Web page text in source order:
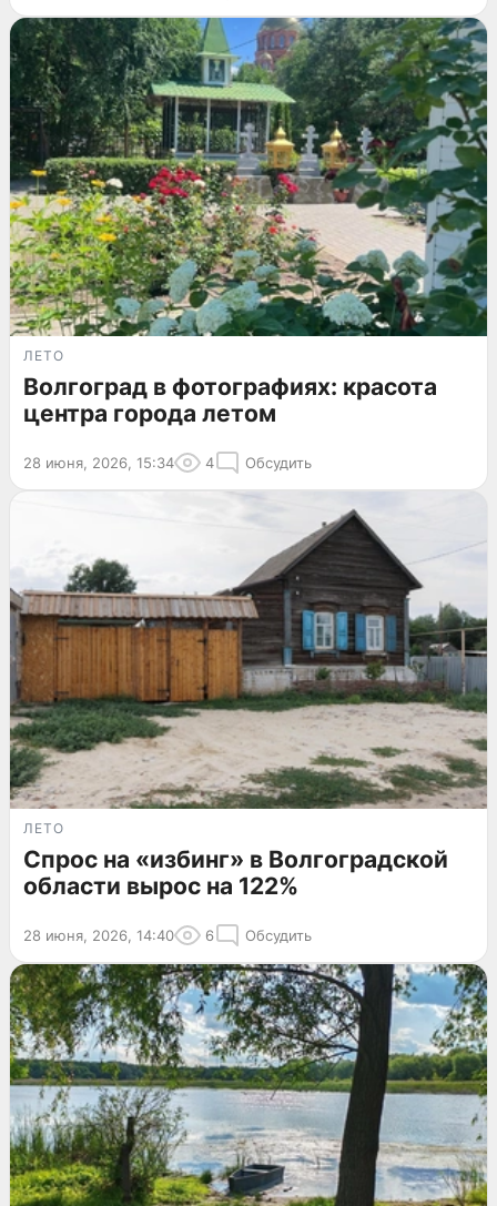
ЛЕТО
Волгоград в фотографиях: красота
центра города летом
28 июня, 2026, 15:34 4 Обсудить
ЛЕТО
Спрос на «избинг» в Волгоградской
области вырос на 122%
28 июня, 2026, 14:40 6 Обсудить